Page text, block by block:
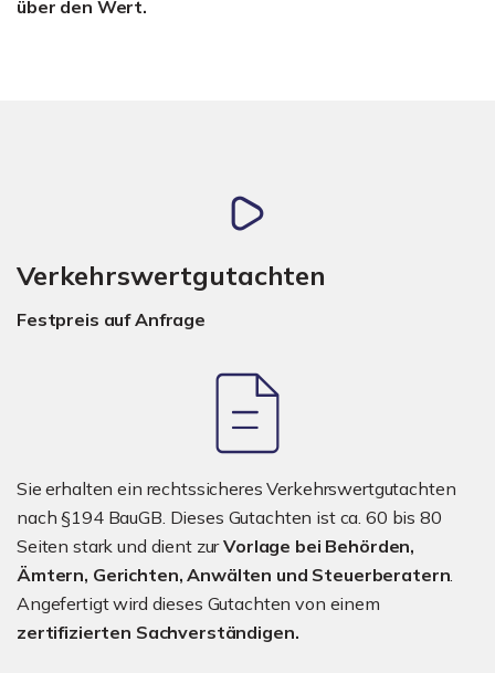
über den Wert.
Verkehrswertgutachten
Festpreis auf Anfrage
Sie erhalten ein rechtssicheres Verkehrswertgutachten
nach §194 BauGB. Dieses Gutachten ist ca. 60 bis 80
Seiten stark und dient zurVorlage bei Behörden,
Ämtern, Gerichten, Anwälten und Steuerberatern
Angefertigt wird dieses Gutachten von einem
zertifizierten Sachverständigen.